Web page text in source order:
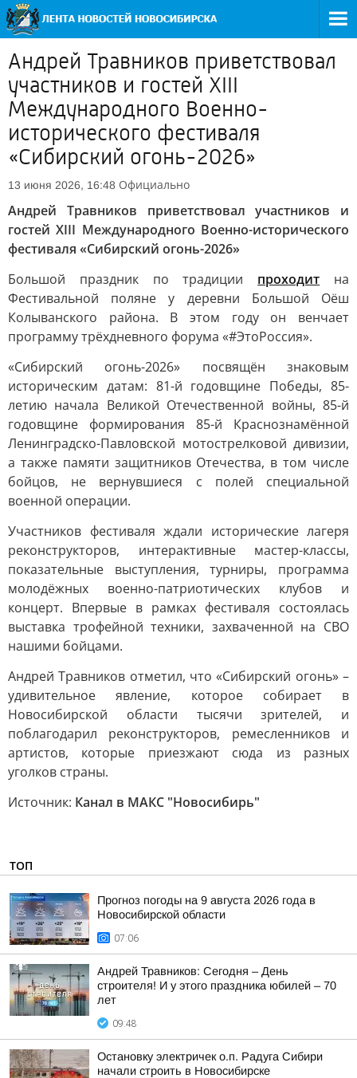
Андрей Травников приветствовал
участников и гостей XIII
Международного Военно-
исторического фестиваля
«Сибирский огонь-2026»
13 июня 2026, 16:48 Официально
Андрей Травников приветствовал участников и
гостей XIII Международного Военно-исторического
фестиваля «Сибирский огонь-2026»
Большой праздник по традиции проходит на
Фестивальной поляне у деревни Большой Оёш
Колыванского района. В этом году он венчает
программу трёхдневного форума «#ЭтоРоссия».
«Сибирский огонь-2026» посвящён знаковым
историческим датам: 81-й годовщине Победы, 85-
летию начала Великой Отечественной войны, 85-й
годовщине формирования 85-й Краснознамённой
Ленинградско-Павловской мотострелковой дивизии,
а также памяти защитников Отечества, в том числе
бойцов, не вернувшиеся с полей специальной
военной операции.
Участников фестиваля ждали исторические лагеря
реконструкторов, интерактивные мастер-классы,
показательные выступления, турниры, программа
молодёжных военно-патриотических клубов и
концерт. Впервые в рамках фестиваля состоялась
выставка трофейной техники, захваченной на СВО
нашими бойцами.
Андрей Травников отметил, что «Сибирский огонь» –
удивительное явление, которое собирает в
Новосибирской области тысячи зрителей, и
поблагодарил реконструкторов, ремесленников и
артистов, которые приезжают сюда из разных
уголков страны.
Источник: Канал в МАКС "Новосибирь"
ТОП
Прогноз погоды на 9 августа 2026 года в
Новосибирской области
07:06
Андрей Травников: Сегодня – День
строителя! И у этого праздника юбилей – 70
лет
09:48
Остановку электричек о.п. Радуга Сибири
начали строить в Новосибирске